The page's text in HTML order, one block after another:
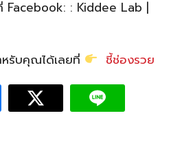
Facebook: : Kiddee Lab |
หรับคุณได้เลยที่
ชี้ช่องรวย